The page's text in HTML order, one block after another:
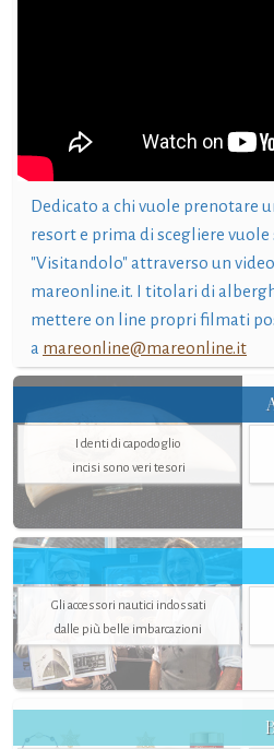
Dedicato a chi vuole prenotare
resort e prima di scegliere vuole
"Visitandolo" attraverso un
mareonline.it. I titolari di
mettere on line propri filmati
a mareonline@mareonline.it
I denti di capodoglio
incisi sono veri tesori
Gli accessori nautici indossati
dalle più belle imbarcazioni